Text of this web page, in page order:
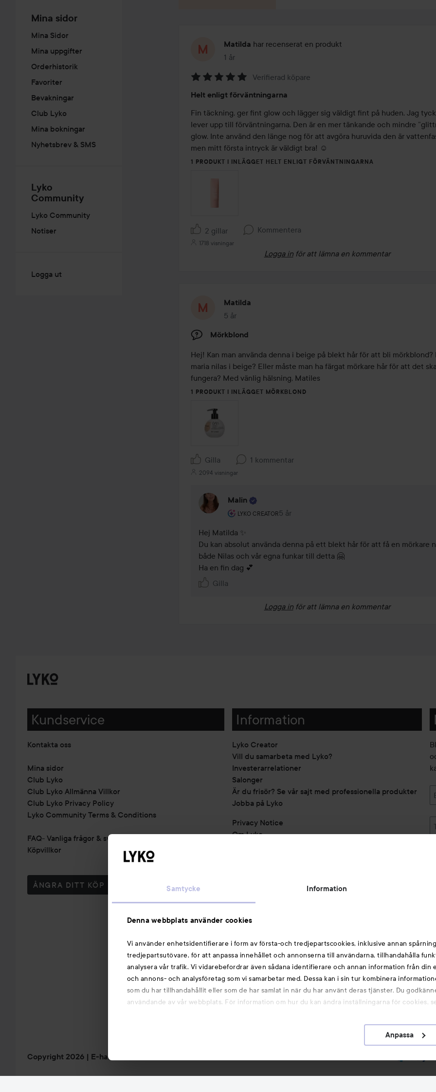
Samtycke Information
Denna webbplats använder cookies
Vi använder enhetsidentifierare i form av första-och tredjepartscookies, inklusive annan
tredjepartsutövare, för att anpassa innehållet och annonserna till användarna, tillhandahålla
analysera vår trafik. Vi vidarebefordrar även sådana identifierare och annan information från din
och annons- och analysföretag som vi samarbetar med. Dessa kan i sin tur kombinera
som du har tillhandahållit eller som de har samlat in när du har använt deras tjänster. Du
användande av vår webbplats. För information om hur du kan ändra inställningarna för cookies,
Anpassa
Mina sidor
Mina Sidor
Mina uppgifter
Orderhistorik
Favoriter
Bevakningar
Club Lyko
Mina bokningar
Nyhetsbrev & SMS
Lyko
Community
Lyko Community
Notiser
Logga ut
Matilda har recenserat en produkt
1 år
Inlägget skapades 1 år
5
av
5
Verifierad köpare
Helt enligt förväntningarna
Fin täckning, ger fint glow och lägger sig väldigt fint på huden. Jag
lever upp till förväntningarna. Den är en mer tänkande och mindre
glow. Inte använd den länge nog för att avgöra huruvida den är
men mitt första intryck är väldigt bra! ☺️
1 PRODUKT I INLÄGGET HELT ENLIGT FÖRVÄNTNINGARNA
2 gillar Kommentera
1718 visningar
Logga in för att lämna en kommentar
Matilda
5 år
Inlägget skapades 5 år
Mörkblond
Hej! Kan man använda denna i beige på blekt hår för att bli mörkblond?
maria nilas i beige? Eller måste man ha färgat mörkare hår för att det ska
fungera? Med vänlig hälsning, Matiles
1 PRODUKT I INLÄGGET MÖRKBLOND
Gilla 1 kommentar
2094 visningar
Malin
LYKO CREATOR
Användarens roll: Lyko Creator.
5 år
Kommentaren lades 5 år
Hej Matilda ✨
Du kan absolut använda denna på ett blekt hår för att få en mörkare
både Nilas och vår egna funkar till detta 🤗
Ha en fin dag 💕
Gilla
Logga in för att lämna en kommentar
Kundservice
Kontakta oss
Mina sidor
Club Lyko
Club Lyko Allmänna Villkor
Club Lyko Privacy Policy
Lyko Community Terms & Conditions
FAQ- Vanliga frågor & svar
Köpvillkor
ÅNGRA DITT KÖP
Information
Lyko Creator
Vill du samarbeta med Lyko?
Investerarrelationer
Salonger
Är du frisör? Se vår sajt med professionella produkter
Jobba på Lyko
Privacy Notice
Om Lyko
Michael Edwards Fragrances of the World
Cookie Consent
Partners
Du kanske också gillar
Smink
Hårnålar
Copyright 2026 E-handel av Avensia